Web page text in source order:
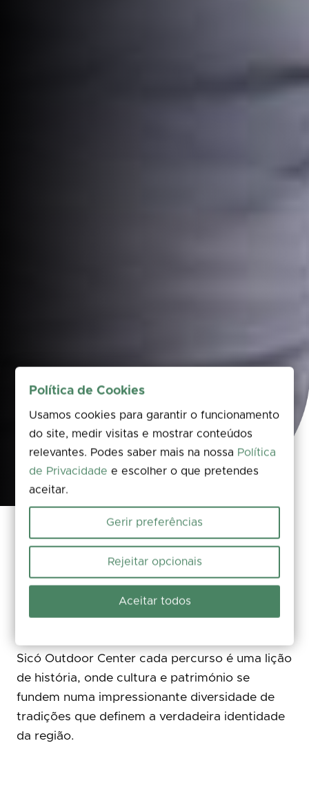
A história não vive apenas nas páginas dos
livros! Também vive nas pedras das aldeias,
nos monumentos megalíticos, nas antigas
estradas romanas, nos ofícios tradicionais e
Sicó Outdoor Center cada percurso é uma lição
de história, onde cultura e património se
fundem numa impressionante diversidade de
tradições que definem a verdadeira identidade
da região.
Política de Cookies
Usamos cookies para garantir o funcionamento
do site, medir visitas e mostrar conteúdos
relevantes. Podes saber mais na nossa Política
de Privacidade e escolher o que pretendes
aceitar.
Gerir preferências
Rejeitar opcionais
Aceitar todos